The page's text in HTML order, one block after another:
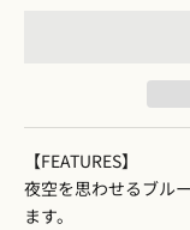
【FEATURES】
夜空を思わせるブル
ます。